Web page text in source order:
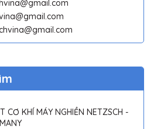
CƠ KHÍ MÁY NGHIỀN NETZSCH -